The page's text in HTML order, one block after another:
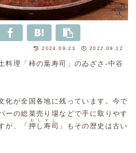
2024.09.23 2022.09.12
料理「柿の葉寿司」のゐざさ-中谷
化が全国各地に残っています。今で
ーの総菜売り場などで手に取りやす
が、「押し寿司
おしすし
」もその歴史は古い